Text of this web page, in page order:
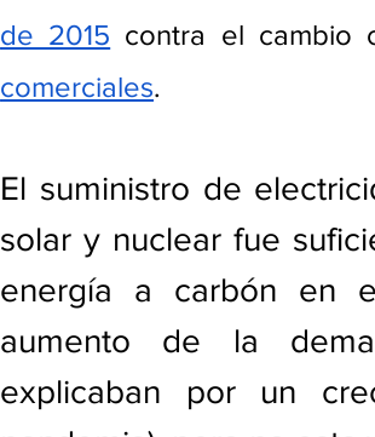
de 2015 contra el cambio
comerciales.
El suministro de
solar y nuclear fue
energía a carbón en
aumento de la
explicaban por un